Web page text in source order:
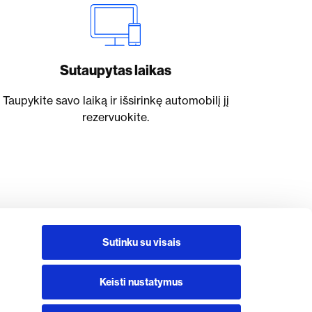
Sutinku su visais
Keisti nustatymus
Sutaupytas laikas
Taupykite savo laiką ir išsirinkę automobilį jį
rezervuokite.